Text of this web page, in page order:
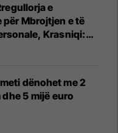
e
për Mbrojtjen e të
Krasniqi:
dhe
dënohet me 2
5 mijë euro